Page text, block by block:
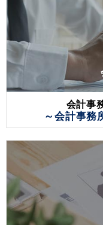
会計事
～会計事務